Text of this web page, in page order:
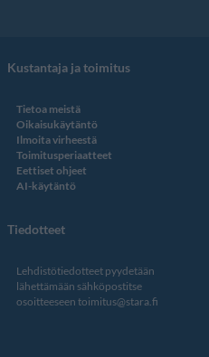
Kustantaja ja toimitus
Tietoa meistä
Oikaisukäytäntö
Ilmoita virheestä
Toimitusperiaatteet
Eettiset ohjeet
AI-käytäntö
Tiedotteet
Lehdistötiedotteet pyydetään
lähettämään sähköpostitse
osoitteeseen toimitus@stara.fi